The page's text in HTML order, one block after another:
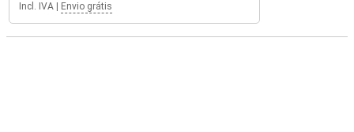
Incl. IVA Envio grátis